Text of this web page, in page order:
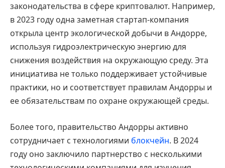
законодательства в сфере криптовалют. Например,
в 2023 году одна заметная стартап-компания
открыла центр экологической добычи в Андорре,
используя гидроэлектрическую энергию для
снижения воздействия на окружающую среду. Эта
инициатива не только поддерживает устойчивые
практики, но и соответствует правилам Андорры и
ее обязательствам по охране окружающей среды.
Более того, правительство Андорры активно
сотрудничает с технологиями блокчейн. В 2024
году оно заключило партнерство с несколькими